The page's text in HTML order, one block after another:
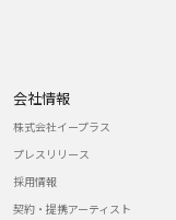
会社情報
株式会社イープラス
プレスリリース
採用情報
契約・提携アーティスト